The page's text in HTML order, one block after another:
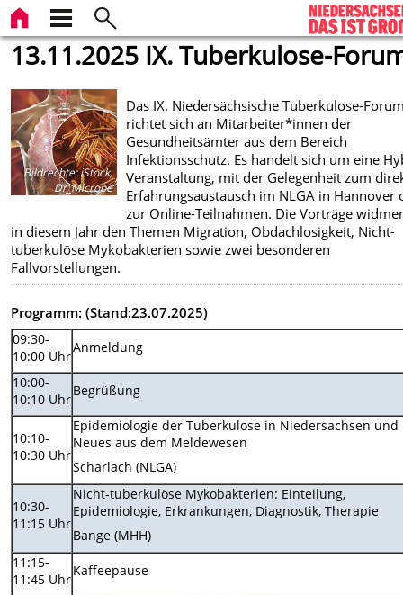
13.11.2025 IX. Tuberkulose-
Bildrechte:iStock,
Dr_Microbe
Das IX. Niedersächsische Tuberkulose-
richtet sich an Mitarbeiter*innen der
Gesundheitsämter aus dem Bereich
Infektionsschutz. Es handelt sich um eine
Veranstaltung, mit der Gelegenheit zum
Erfahrungsaustausch im NLGA in Hannover
zur Online-Teilnahmen. Die Vorträge
in diesem Jahr den Themen Migration, Obdachlosigkeit, Nicht-
tuberkulöse Mykobakterien sowie zwei besonderen
Fallvorstellungen.
Programm: (Stand:23.07.2025)
09:30-
10:00 Uhr
Anmeldung
10:00-
10:10 Uhr
Begrüßung
10:10-
10:30 Uhr
Epidemiologie der Tuberkulose in Niedersachsen und
Neues aus dem Meldewesen
Scharlach (NLGA)
10:30-
11:15 Uhr
Nicht-tuberkulöse Mykobakterien: Einteilung,
Epidemiologie, Erkrankungen, Diagnostik, Therapie
Bange (MHH)
11:15-
11:45 Uhr
Kaffeepause